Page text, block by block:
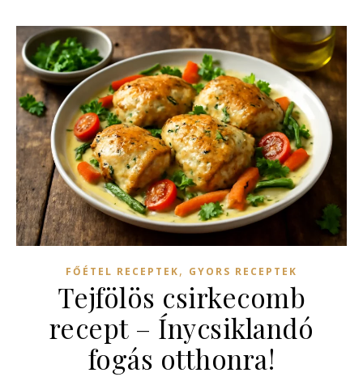
FŐÉTEL RECEPTEK, GYORS RECEPTEK
Tejfölös csirkecomb
recept – Ínycsiklandó
fogás otthonra!